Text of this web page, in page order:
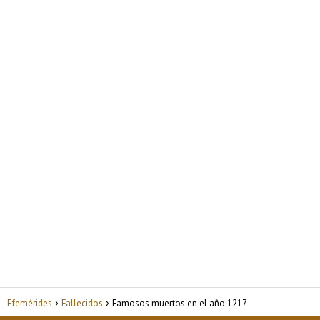
Efemérides Fallecidos Famosos muertos en el año 1217